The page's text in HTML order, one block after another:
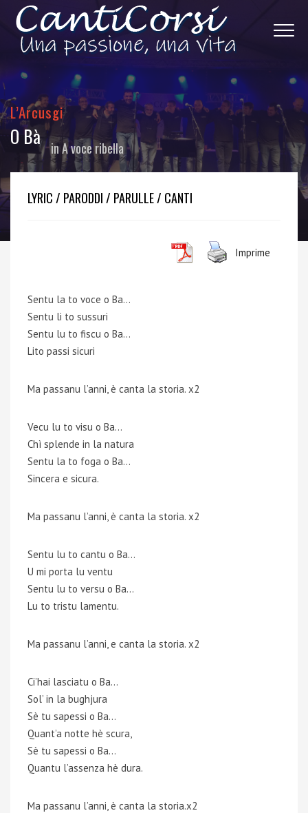
L’Arcusgi
O Bà inA voce ribella
LYRIC / PARODDI / PARULLE / CANTI
Imprime
Sentu la to voce o Ba…
Sentu li to sussuri
Sentu lu to fiscu o Ba…
Lito passi sicuri
Ma passanu l’anni, è canta la storia. x2
Vecu lu to visu o Ba…
Chì splende in la natura
Sentu la to foga o Ba…
Sincera e sicura.
Ma passanu l’anni, è canta la storia. x2
Sentu lu to cantu o Ba…
U mi porta lu ventu
Sentu lu to versu o Ba…
Lu to tristu lamentu.
Ma passanu l’anni, e canta la storia. x2
Ci’hai lasciatu o Ba…
Sol’ in la bughjura
Sè tu sapessi o Ba…
Quant’a notte hè scura,
Sè tu sapessi o Ba…
Quantu l’assenza hè dura.
Ma passanu l’anni, è canta la storia.x2